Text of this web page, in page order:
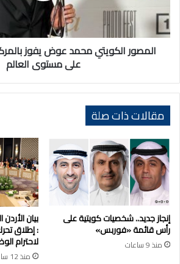
الأول
والثاني
على
مستوى
المصور الكويتي محمد عوض يفوز
على مستوى العالم
مقالات ذات صلة
إنجاز جديد.. شخصيات كويتية على
رأس قائمة «فوربس»
منذ 9 ساعات
بيان
: إطلاق
لاحترام
منذ 12 ساعة